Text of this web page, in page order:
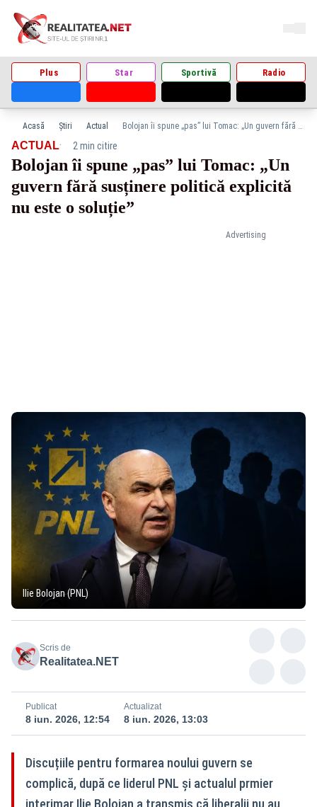
Plus Star Sportivă Radio
Acasă Știri Actual Bolojan îi spune „pas” lui Tomac: „Un guvern fără susținere politică explicită nu este o soluție”
Advertising
ACTUAL· 2 min citire
Bolojan îi spune „pas” lui Tomac: „Un
guvern fără susținere politică explicită
nu este o soluție”
Ilie Bolojan (PNL)
Scris de
Realitatea.NET
Publicat
8 iun. 2026, 12:54
Actualizat
8 iun. 2026, 13:03
Discuțiile pentru formarea noului guvern se
complică, după ce liderul PNL și actualul prmier
interimar Ilie Bolojan a transmis că liberalii nu au